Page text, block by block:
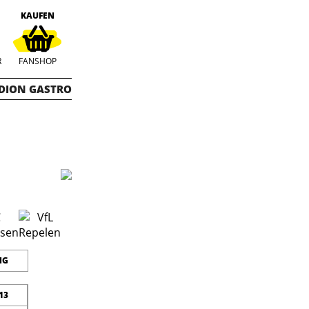
KAUFEN
FANSHOP
GASTRO